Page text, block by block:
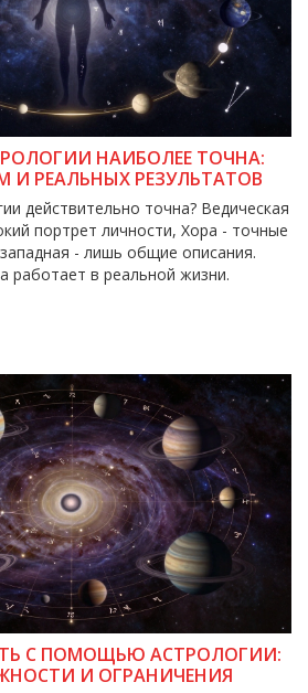
НАИБОЛЕЕ ТОЧНА:
И РЕАЛЬНЫХ РЕЗУЛЬТАТОВ
действительно точна? Ведическая
портрет личности, Хора - точные
- лишь общие описания.
работает в реальной жизни.
С ПОМОЩЬЮ АСТРОЛОГИИ:
И ОГРАНИЧЕНИЯ